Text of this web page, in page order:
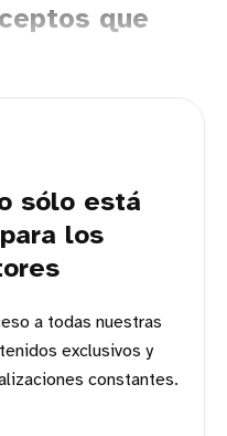
que
sólo está
los
exclusivos y
constantes.